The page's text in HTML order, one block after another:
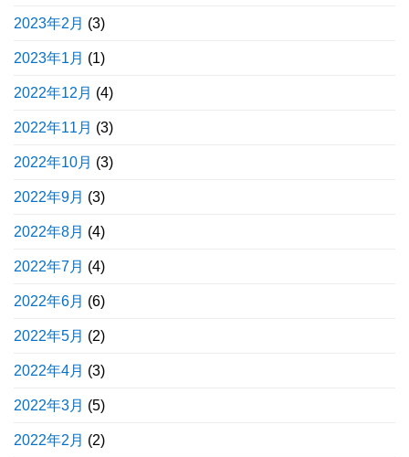
2023年2月 (3)
2023年1月 (1)
2022年12月 (4)
2022年11月 (3)
2022年10月 (3)
2022年9月 (3)
2022年8月 (4)
2022年7月 (4)
2022年6月 (6)
2022年5月 (2)
2022年4月 (3)
2022年3月 (5)
2022年2月 (2)